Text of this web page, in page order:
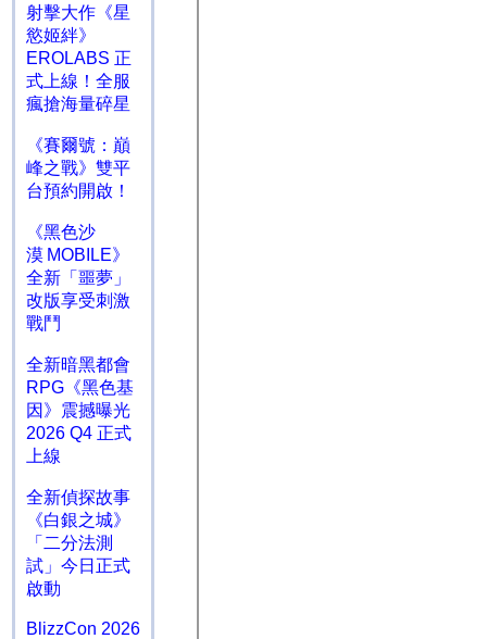
射擊大作《星
慾姬絆》
EROLABS 正
式上線！全服
瘋搶海量碎星
《賽爾號：巔
峰之戰》雙平
台預約開啟！
《黑色沙
漠 MOBILE》
全新「噩夢」
改版享受刺激
戰鬥
全新暗黑都會
RPG《黑色基
因》震撼曝光
2026 Q4 正式
上線
全新偵探故事
《白銀之城》
「二分法測
試」今日正式
啟動
BlizzCon 2026